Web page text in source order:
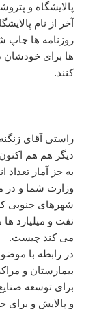
پالایشگاه و
آخر از نام
روزنامه ها چاپ
ها برای
کنند.
راستی آقای
دیگر هم هم
به جز آمار
وزارت شما و در
شهرهای جنوبی
نفت و میلیارد ها
می کند چیست.
در رابطه با
بیمارستان و
برای توسعه
و پالایش و برای